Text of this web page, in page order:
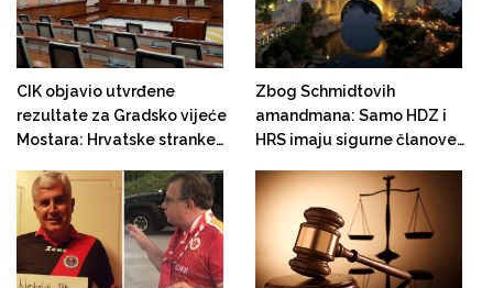
CIK objavio utvrđene
rezultate za Gradsko vijeće
Mostara: Hrvatske stranke
mandata
Zbog Schmidtovih
amandmana: Samo HDZ i
HRS imaju sigurne članove
Trojka u koaliciji nema pravo
na biračke odbore, SDA u
koaliciji sa Zelenim gubi
biračke odbore